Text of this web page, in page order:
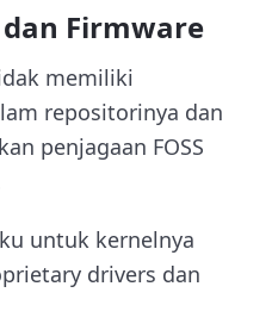
Firmware
memiliki
repositorinya dan
penjagaan FOSS
untuk kernelnya
drivers dan